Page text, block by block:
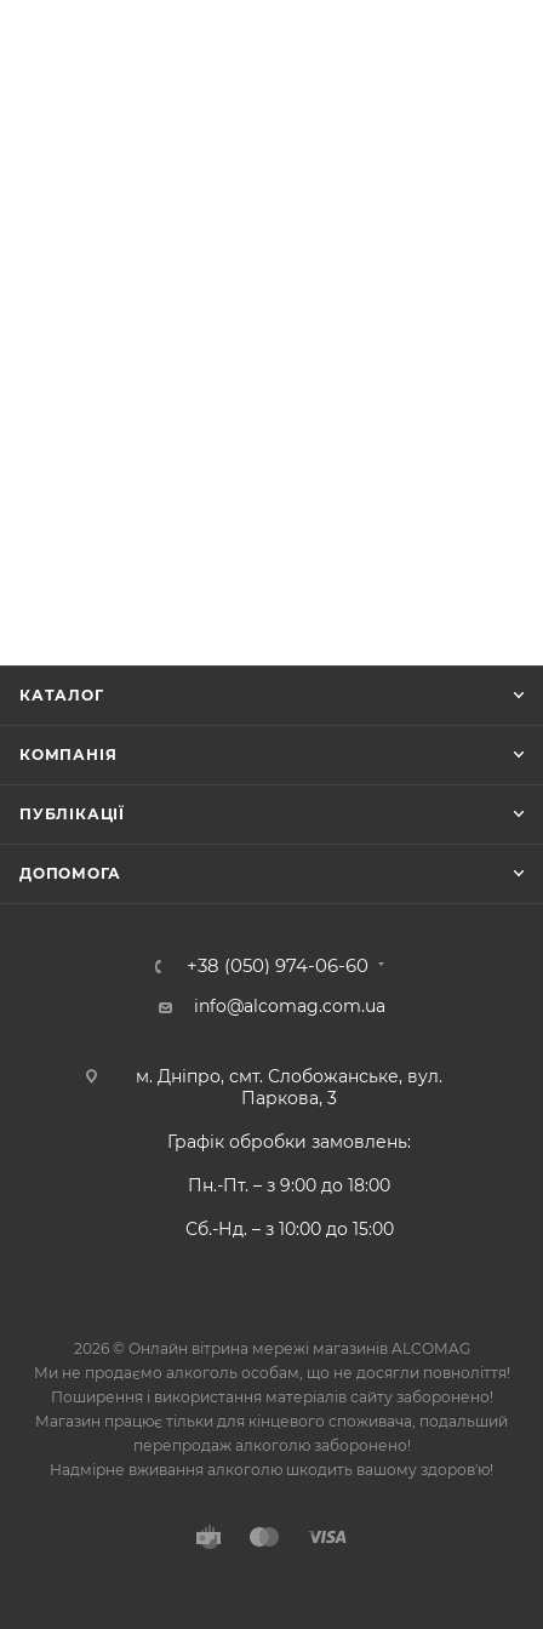
КАТАЛОГ
КОМПАНІЯ
ПУБЛІКАЦІЇ
ДОПОМОГА
+38 (050) 974-06-60
info@alcomag.com.ua
м. Дніпро, смт. Слобожанське, вул.
Паркова, 3
Графік обробки замовлень:
Пн.-Пт. – з 9:00 до 18:00
Сб.-Нд. – з 10:00 до 15:00
2026 © Онлайн вітрина мережі магазинів ALCOMAG
Ми не продаємо алкоголь особам, що не досягли повноліття!
Поширення і використання матеріалів сайту заборонено!
Магазин працює тільки для кінцевого споживача, подальший
перепродаж алкоголю заборонено!
Надмірне вживання алкоголю шкодить вашому здоров'ю!